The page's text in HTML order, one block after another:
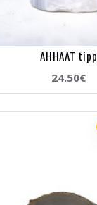
AHHAAT tipp
24.50€